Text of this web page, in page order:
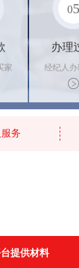
家
05
办理
经纪人
转让手续
相关
务
提供材料